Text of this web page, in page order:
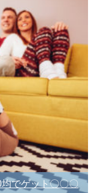
でゲット〇〇〇